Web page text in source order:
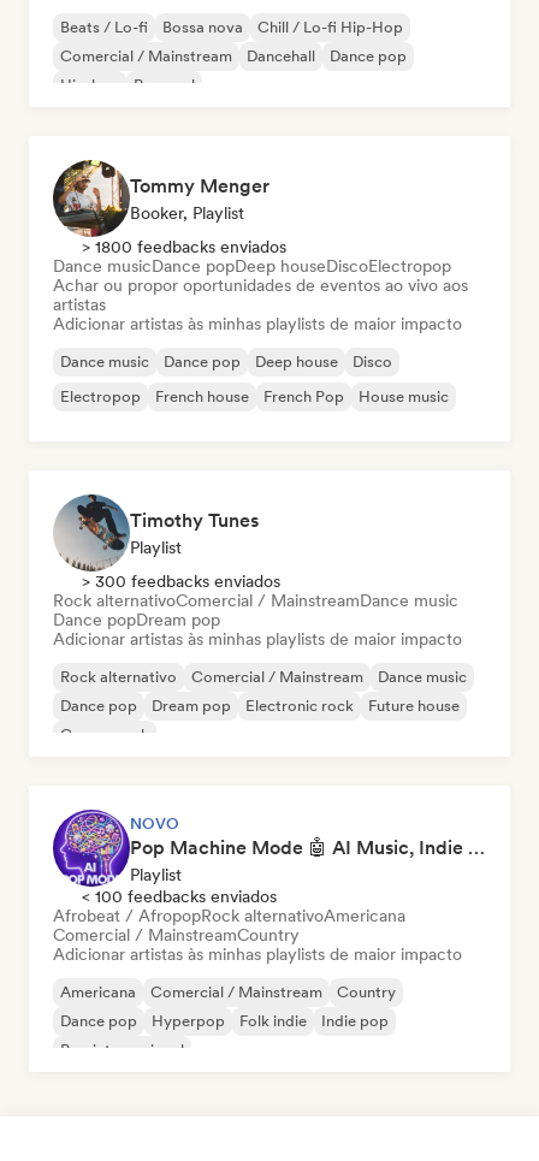
Beats / Lo-fi Bossa nova
Chill / Lo-fi Hip-Hop
Comercial / Mainstream
Dancehall
Dance pop
Hip-hop
Pop soul
Tommy Menger
Booker, Playlist
> 1800 feedbacks enviados
Dance musicDance popDeep houseDiscoElectropop
Achar ou propor oportunidades de eventos ao vivo aos
artistas
Adicionar artistas às minhas playlists de maior impacto
Dance music Dance pop Deep house
Disco
Electropop
French house French Pop House music
Timothy Tunes
Playlist
> 300 feedbacks enviados
Rock alternativoComercial / MainstreamDance music
Dance popDream pop
Adicionar artistas às minhas playlists de maior impacto
Rock alternativo Comercial / Mainstream
Dance music
Dance pop
Dream pop Electronic rock
Future house
Garage rock
NOVO
Pop Machine Mode 🤖 AI Music, Indie Pop & Dream Pop
Playlist
< 100 feedbacks enviados
Afrobeat / AfropopRock alternativoAmericana
Comercial / MainstreamCountry
Adicionar artistas às minhas playlists de maior impacto
Americana Comercial / Mainstream
Country
Dance pop
Hyperpop Folk indie
Indie pop
Pop internacional